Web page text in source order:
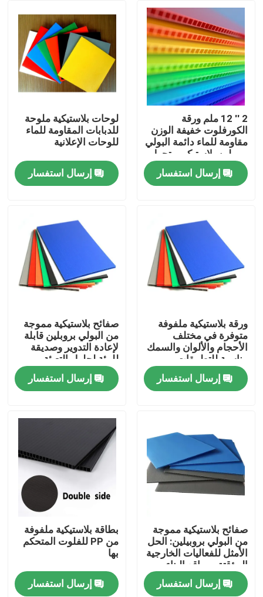
المنزل
المنتجات
فيديوهات
معلومات عنا
مراقبة الجودة
اتصل بنا
حالات
صفائح بلاستيكية مموجة
2 ′′ 12 ملم ورقة
الكورفلوت خفيفة الوزن
مقاومة للماء دائمة البولي
بروبلين بلاستيكي متجول
للأشارات التعبئة والتغليف
حماية البناء الحجم
المخصص السماكة
إرسال استفسار
لوحات بلاستيكية ملوحة
للدبابات المقاومة للماء
للوحات الإعلانية
إرسال استفسار
ورقة بلاستيكية ملفوفة
متوفرة في مختلف
الأحجام والألوان والسمك
مناسبة للتطبيقات
والمشاريع المخصصة
إرسال استفسار
صفائح بلاستيكية مموجة
من البولي بروبلين قابلة
لإعادة التدوير وصديقة
للبيئة لحلول التعبئة
والتغليف المستدامة
إرسال استفسار
صفائح بلاستيكية مموجة
من البولي بروبيلين: الحل
الأمثل للفعاليات الخارجية
المؤقتة ومواقع البناء
إرسال استفسار
بطاقة بلاستيكية ملفوفة
من PP للفلوت المتحكم
بها
إرسال استفسار